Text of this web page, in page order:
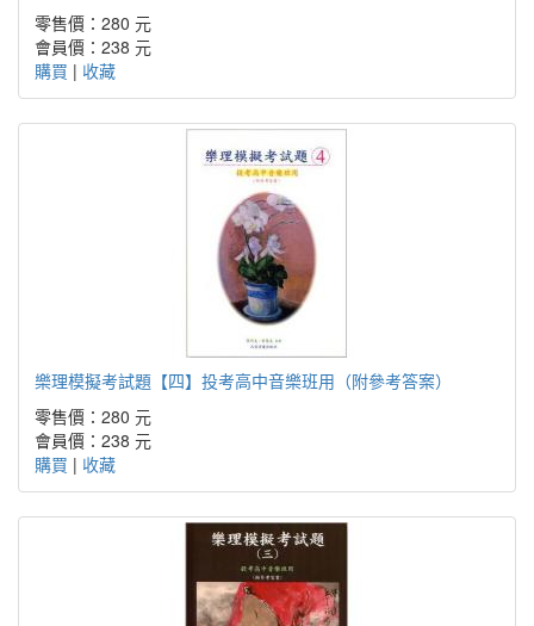
零售價：280 元
會員價：238 元
購買 | 收藏
樂理模擬考試題【四】投考高中音樂班用（附參考答案）
零售價：280 元
會員價：238 元
購買 | 收藏